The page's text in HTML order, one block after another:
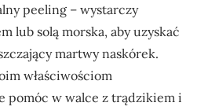
peeling – wystarczy
lub solą morska, aby uzyskać
martwy naskórek.
właściwościom
pomóc w walce z trądzikiem i